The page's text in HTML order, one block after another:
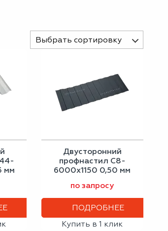
Выбрать сортировку
мм
Двусторонний
профнастил С8-
6000х1150 0,50 мм
по запросу
ПОДРОБНЕЕ
Купить в 1 клик